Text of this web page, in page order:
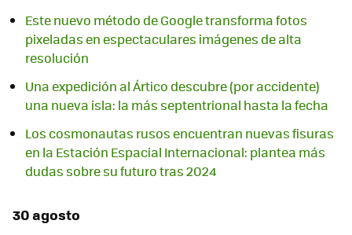
Este nuevo método de Google transforma fotos
pixeladas en espectaculares imágenes de alta
resolución
Una expedición al Ártico descubre (por accidente)
una nueva isla: la más septentrional hasta la fecha
Los cosmonautas rusos encuentran nuevas fisuras
en la Estación Espacial Internacional: plantea más
dudas sobre su futuro tras 2024
30 agosto